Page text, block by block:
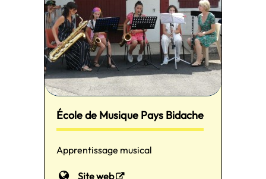
École de Musique Pays Bidache
Apprentissage musical
Site web